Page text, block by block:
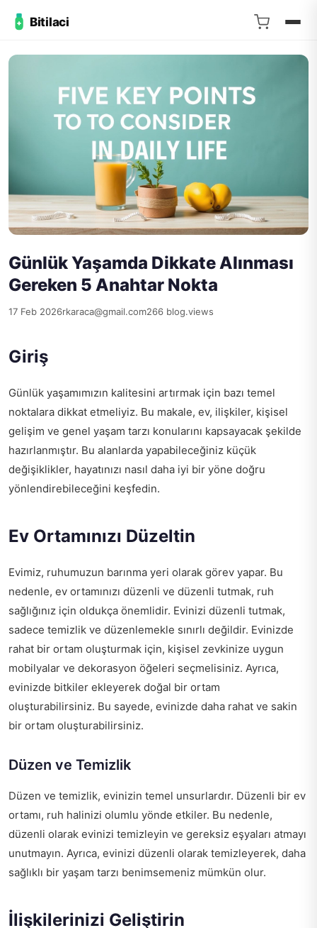
Bitilaci
Günlük Yaşamda Dikkate Alınması
Gereken 5 Anahtar Nokta
17 Feb 2026rkaraca@gmail.com266 blog.views
Giriş
Günlük yaşamımızın kalitesini artırmak için bazı temel
noktalara dikkat etmeliyiz. Bu makale, ev, ilişkiler, kişisel
gelişim ve genel yaşam tarzı konularını kapsayacak şekilde
hazırlanmıştır. Bu alanlarda yapabileceğiniz küçük
değişiklikler, hayatınızı nasıl daha iyi bir yöne doğru
yönlendirebileceğini keşfedin.
Ev Ortamınızı Düzeltin
Evimiz, ruhumuzun barınma yeri olarak görev yapar. Bu
nedenle, ev ortamınızı düzenli ve düzenli tutmak, ruh
sağlığınız için oldukça önemlidir. Evinizi düzenli tutmak,
sadece temizlik ve düzenlemekle sınırlı değildir. Evinizde
rahat bir ortam oluşturmak için, kişisel zevkinize uygun
mobilyalar ve dekorasyon öğeleri seçmelisiniz. Ayrıca,
evinizde bitkiler ekleyerek doğal bir ortam
oluşturabilirsiniz. Bu sayede, evinizde daha rahat ve sakin
bir ortam oluşturabilirsiniz.
Düzen ve Temizlik
Düzen ve temizlik, evinizin temel unsurlardır. Düzenli bir ev
ortamı, ruh halinizi olumlu yönde etkiler. Bu nedenle,
düzenli olarak evinizi temizleyin ve gereksiz eşyaları atmayı
unutmayın. Ayrıca, evinizi düzenli olarak temizleyerek, daha
sağlıklı bir yaşam tarzı benimsemeniz mümkün olur.
İlişkilerinizi Geliştirin